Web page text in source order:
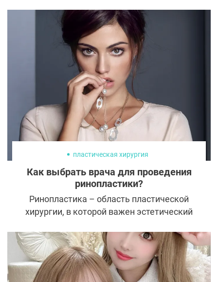
форму и размер влияет и гормональный
фон, и возраст, и беременность с
последующей лактацией. Поэтому женщин
абсолютно довольных эстетикой
собственной груди крайне мало. Так как
грудь состоит в основном из жировой
ткани, никакие занятия спортом не могут
существенно изменить ее форму или
остановить гравитационный птоз.
Единственный способ достичь
совершенства этой части женского тела –
пластическая хирургия. К счастью,
сегодня существует огромное количество
методик, позволяющих создать
идеальные формы. Одна из них –
мастопексия, или подтяжка груди без
установки имплантов.
пластическая хирургия
Как выбрать врача для проведения
ринопластики?
Ринопластика – область пластической
хирургии, в которой важен эстетический
видением пациента. Пластический хирург
решает, какой нос украсит внешность и
естественно «впишется» в образ, а какой
будет существовать отдельно от лица. В